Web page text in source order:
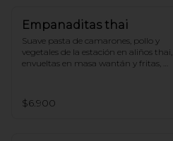
Empanaditas thai
Suave pasta de camarones, pollo y
vegetales de la estación en aliños thai,
envueltas en masa wantán y fritas,
$6.900